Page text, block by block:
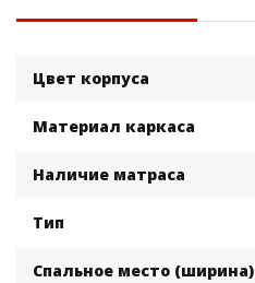
Цвет корпуса
Материал каркаса
Наличие матраса
Тип
Спальное место (ширина)